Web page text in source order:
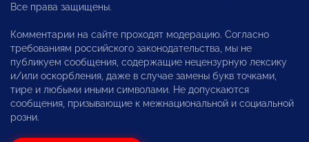
Все права защищены.
Комментарии на сайте проходят модерацию. Согласно
требованиям российского законодательства, мы не
публикуем сообщения, содержащие нецензурную лексику
и/или оскорбления, даже в случае замены букв точками,
тире и любыми иными символами. Не допускаются
сообщения, призывающие к межнациональной и социальной
розни.